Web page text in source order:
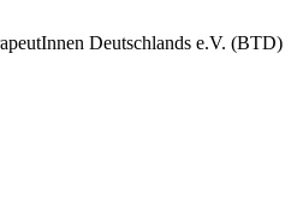
Deutschlands e.V. (BTD)